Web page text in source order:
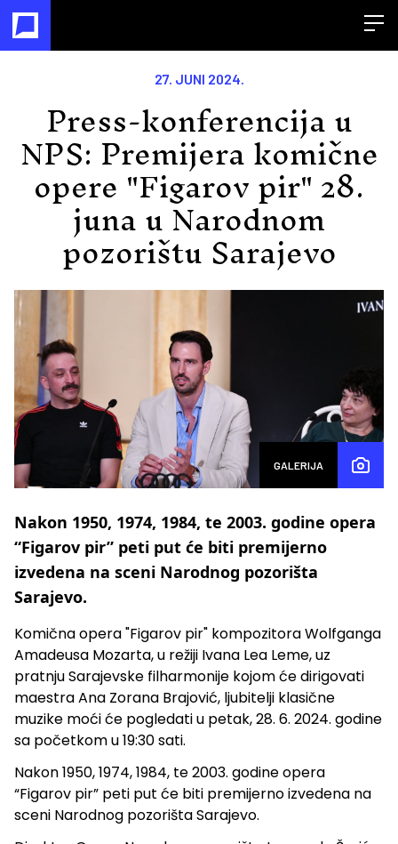
27. JUNI 2024.
Press-konferencija u
NPS: Premijera komične
opere "Figarov pir" 28.
juna u Narodnom
pozorištu Sarajevo
GALERIJA
Nakon 1950, 1974, 1984, te 2003. godine opera
“Figarov pir” peti put će biti premijerno
izvedena na sceni Narodnog pozorišta
Sarajevo.
Komična opera "Figarov pir" kompozitora Wolfganga
Amadeusa Mozarta, u režiji Ivana Lea Leme, uz
pratnju Sarajevske filharmonije kojom će dirigovati
maestra Ana Zorana Brajović, ljubitelji klasične
muzike moći će pogledati u petak, 28. 6. 2024. godine
sa početkom u 19:30 sati.
Nakon 1950, 1974, 1984, te 2003. godine opera
“Figarov pir” peti put će biti premijerno izvedena na
sceni Narodnog pozorišta Sarajevo.